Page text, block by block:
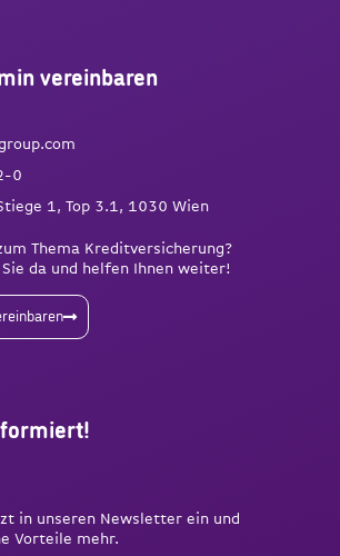
vereinbaren
0
1, Top 3.1, 1030 Wien
Thema Kreditversicherung?
da und helfen Ihnen weiter!
in unseren Newsletter ein und
Vorteile mehr.